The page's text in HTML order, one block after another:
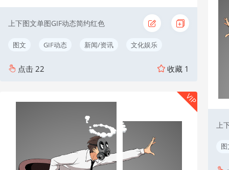
上下图文单图GIF动态简约红色
图文 GIF动态 新闻/资讯 文化娱乐
点击 22 收藏 1
VIP
上